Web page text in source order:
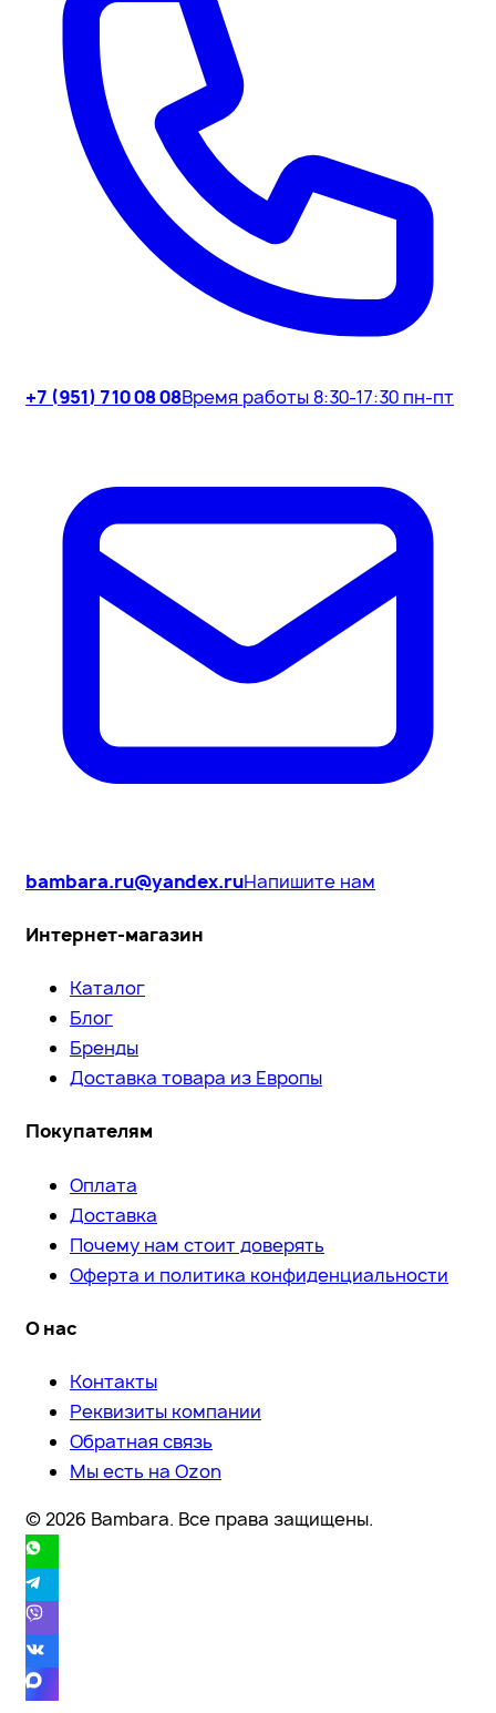
+7 (951) 710 08 08Время работы 8:30-17:30 пн-пт
bambara.ru@yandex.ruНапишите нам
Интернет-магазин
Каталог
Блог
Бренды
Доставка товара из Европы
Покупателям
Оплата
Доставка
Почему нам стоит доверять
Оферта и политика конфиденциальности
О нас
Контакты
Реквизиты компании
Обратная связь
Мы есть на Ozon
© 2026 Bambara. Все права защищены.